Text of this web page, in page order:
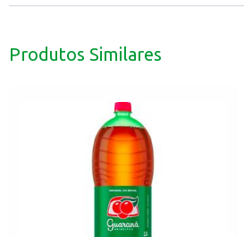
Produtos Similares